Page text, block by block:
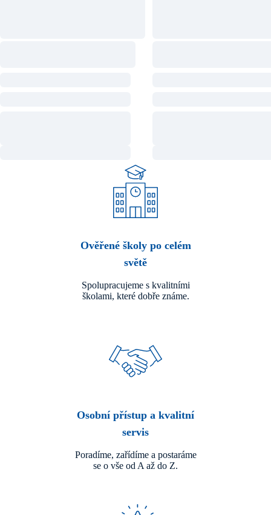
Ověřené školy po celém
světě
Spolupracujeme s kvalitními
školami, které dobře známe.
Osobní přístup a kvalitní
servis
Poradíme, zařídíme a postaráme
se o vše od A až do Z.